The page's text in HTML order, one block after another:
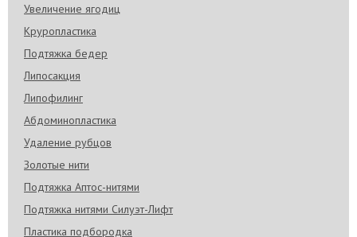
Увеличение ягодиц
Круропластика
Подтяжка бедер
Липосакция
Липофилинг
Абдоминопластика
Удаление рубцов
Золотые нити
Подтяжка Аптос-нитями
Подтяжка нитями Силуэт-Лифт
Пластика подбородка